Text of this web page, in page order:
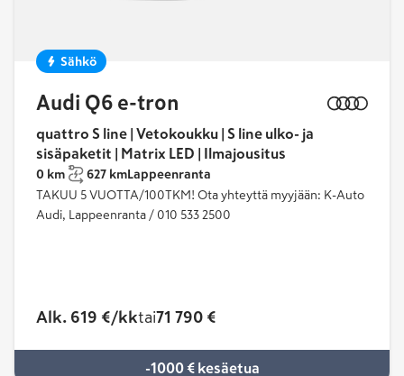
Sähkö
Audi Q6 e-tron
quattro S line | Vetokoukku | S line ulko- ja
sisäpaketit | Matrix LED | Ilmajousitus
0 km 627 kmLappeenranta
TAKUU 5 VUOTTA/100TKM! Ota yhteyttä myyjään: K-Auto
Audi, Lappeenranta / 010 533 2500
Alk. 619 €/kktai71 790 €
-1000 € kesäetua